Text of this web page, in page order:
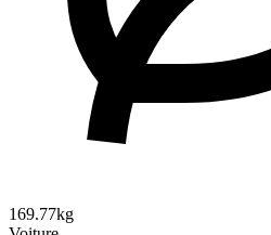
169.77kg